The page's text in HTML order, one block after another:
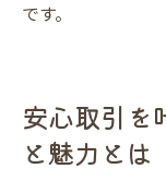
です。
安心取引を
と魅力とは